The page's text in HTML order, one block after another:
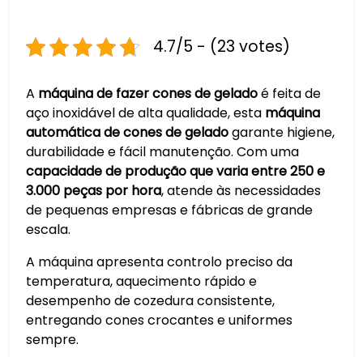
4.7/5 - (23 votes)
A máquina de fazer cones de geladoé feita de
aço inoxidável de alta qualidade, esta máquina
automática de cones de geladogarante higiene,
durabilidade e fácil manutenção. Com uma
capacidade de produção que varia entre 250 e
3.000 peças por hora, atende às necessidades
de pequenas empresas e fábricas de grande
escala.
A máquina apresenta controlo preciso da
temperatura, aquecimento rápido e
desempenho de cozedura consistente,
entregando cones crocantes e uniformes
sempre.